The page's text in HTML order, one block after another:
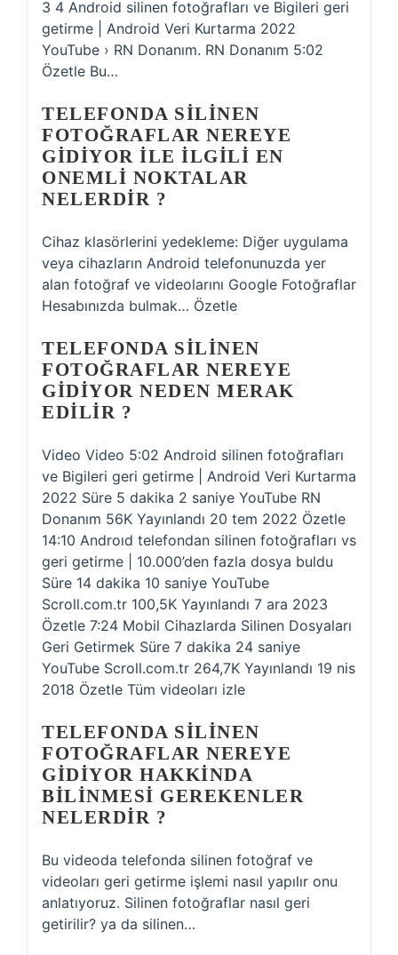
3 4 Android silinen fotoğrafları ve Bigileri geri
getirme | Android Veri Kurtarma 2022
YouTube › RN Donanım. RN Donanım 5:02
Özetle Bu…
TELEFONDA SILINEN
FOTOĞRAFLAR NEREYE
GIDIYOR ILE ILGILI EN
ONEMLI NOKTALAR
NELERDIR ?
Cihaz klasörlerini yedekleme: Diğer uygulama
veya cihazların Android telefonunuzda yer
alan fotoğraf ve videolarını Google Fotoğraflar
Hesabınızda bulmak… Özetle
TELEFONDA SILINEN
FOTOĞRAFLAR NEREYE
GIDIYOR NEDEN MERAK
EDILIR ?
Video Video 5:02 Android silinen fotoğrafları
ve Bigileri geri getirme | Android Veri Kurtarma
2022 Süre 5 dakika 2 saniye YouTube RN
Donanım 56K Yayınlandı 20 tem 2022 Özetle
14:10 Androıd telefondan silinen fotoğrafları vs
geri getirme | 10.000’den fazla dosya buldu
Süre 14 dakika 10 saniye YouTube
Scroll.com.tr 100,5K Yayınlandı 7 ara 2023
Özetle 7:24 Mobil Cihazlarda Silinen Dosyaları
Geri Getirmek Süre 7 dakika 24 saniye
YouTube Scroll.com.tr 264,7K Yayınlandı 19 nis
2018 Özetle Tüm videoları izle
TELEFONDA SILINEN
FOTOĞRAFLAR NEREYE
GIDIYOR HAKKINDA
BILINMESI GEREKENLER
NELERDIR ?
Bu videoda telefonda silinen fotoğraf ve
videoları geri getirme işlemi nasıl yapılır onu
anlatıyoruz. Silinen fotoğraflar nasıl geri
getirilir? ya da silinen…